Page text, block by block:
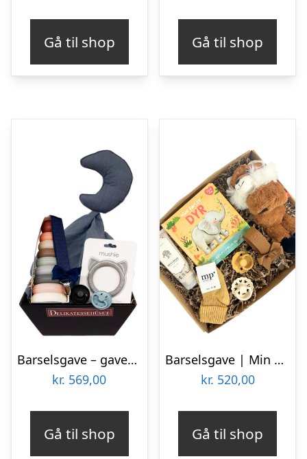
Gå til shop Gå til shop
Barselsgave – gavekurv m. sut, nussebamse og legetøj
kr. 569,00
Gå til shop
Barselsgave | Min krammeven
kr. 520,00
Gå til shop